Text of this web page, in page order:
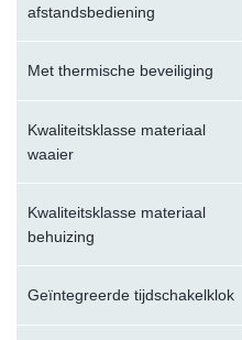
afstandsbediening
Met thermische beveiliging
Kwaliteitsklasse materiaal
waaier
Kwaliteitsklasse materiaal
behuizing
Geïntegreerde tijdschakelklok